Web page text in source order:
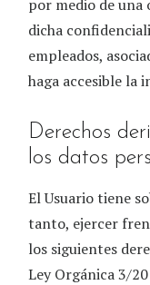
por medio de
dicha
empleados,
haga accesible la
Derechos
los datos
El Usuario tiene
tanto, ejercer
los siguientes
Ley Orgánica 3/